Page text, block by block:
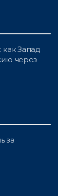
Запад
через
за